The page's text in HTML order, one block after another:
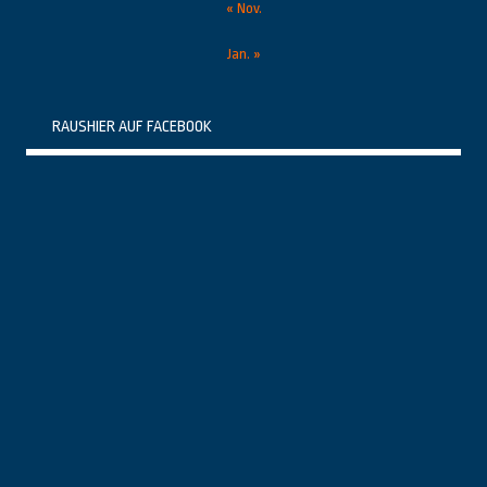
« Nov.
Jan. »
RAUSHIER AUF FACEBOOK